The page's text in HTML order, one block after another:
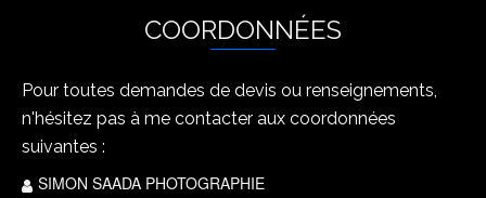
COORDONNÉES
Pour toutes demandes de devis ou renseignements,
n'hésitez pas à me contacter aux coordonnées
suivantes :
SIMON SAADA PHOTOGRAPHIE